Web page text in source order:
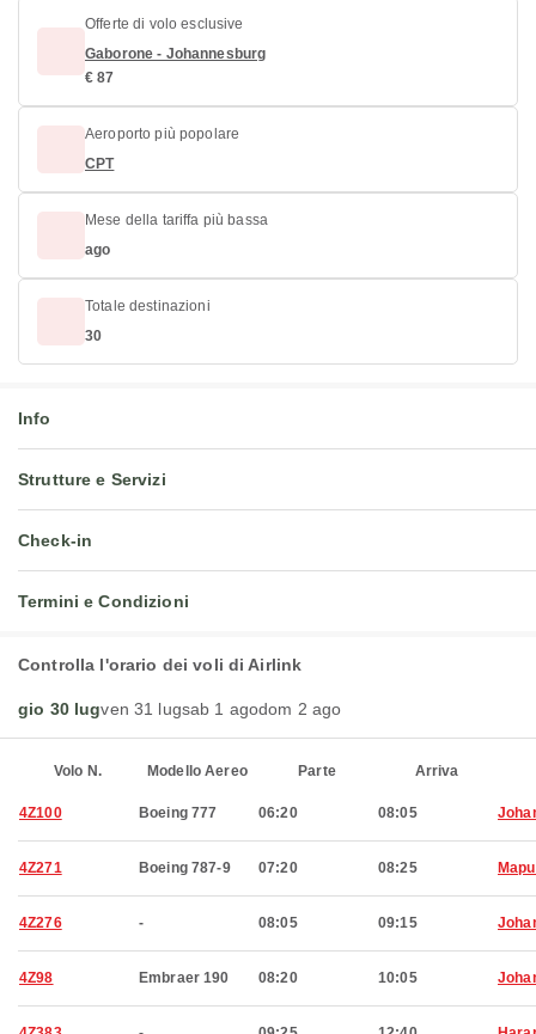
Offerte di volo esclusive
Gaborone - Johannesburg
€ 87
Aeroporto più popolare
CPT
Mese della tariffa più bassa
ago
Totale destinazioni
30
Info
Strutture e Servizi
Check-in
Termini e Condizioni
Controlla l'orario dei voli di Airlink
gio 30 lugven 31 lugsab 1 agodom 2 ago
Volo N. Modello Aereo Parte Arriva
4Z100 Boeing 777 06:20 08:05
4Z271 Boeing 787-9 07:20 08:25
4Z276 - 08:05 09:15
4Z98 Embraer 190 08:20 10:05